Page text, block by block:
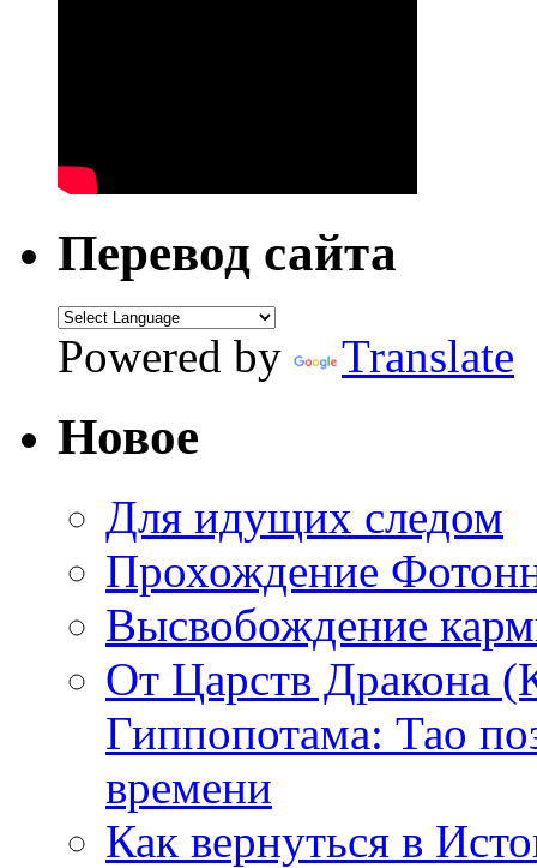
Перевод сайта
Powered by Translate
Новое
Для идущих следом
Прохождение
Высвобождение
От Царств Дракона
Гиппопотама: Тао
времени
Как вернуться в